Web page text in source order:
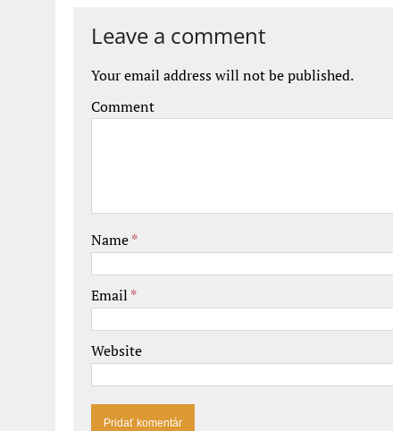
Leave a comment
Your email address will not be published.
Comment
Name*
Email *
Website